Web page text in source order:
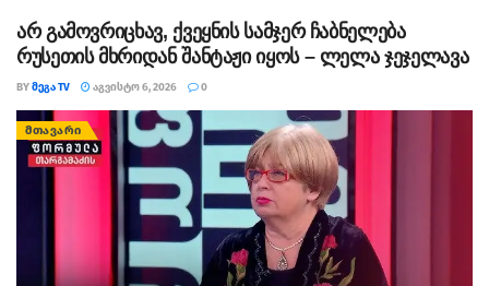
არ გამოვრიცხავ, ქვეყნის სამჯერ ჩაბნელება
რუსეთის მხრიდან შანტაჟი იყოს – ლელა ჯეჯელავა
BYᲛᲔᲒᲐ TV ᲐᲒᲕᲘᲡᲢᲝ 6, 2026 0
ᲛᲗᲐᲕᲐᲠᲘ